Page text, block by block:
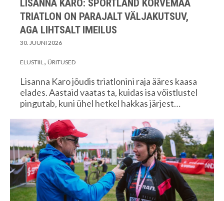
LISANNA KARO: SPORTLAND KÕRVEMAA
TRIATLON ON PARAJALT VÄLJAKUTSUV,
AGA LIHTSALT IMEILUS
30. JUUNI 2026
ELUSTIIL ÜRITUSED
Lisanna Karo jõudis triatlonini raja ääres kaasa
elades. Aastaid vaatas ta, kuidas isa võistlustel
pingutab, kuni ühel hetkel hakkas järjest…